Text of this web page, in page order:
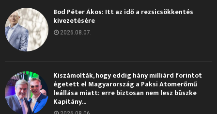
Bod Péter Ákos: Itt az idő a rezsicsökkentés
kivezetésére
2026.08.07.
Kiszámolták, hogy eddig hány milliárd forintot
égetett el Magyarország a Paksi Atomerőmű
leállása miatt: erre biztosan nem lesz büszke
Kapitány...